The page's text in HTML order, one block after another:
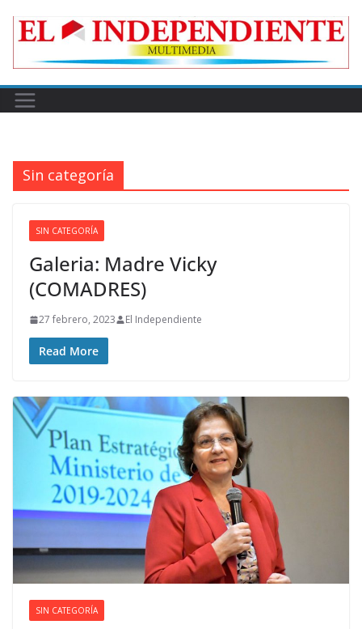
Sin categoría
SIN CATEGORÍA
Galeria: Madre Vicky
(COMADRES)
27 febrero, 2023 El Independiente
Read More
SIN CATEGORÍA